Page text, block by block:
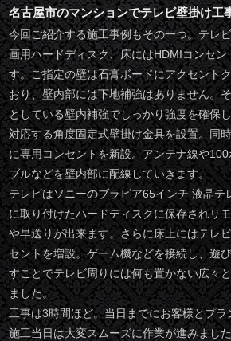
名古屋市のマンションでテレビ壁掛け工
今回ご紹介する施工事例もその一つ。テレ
画用ハードディスク、床にはHDMIコンセ
す。ご指定の壁は石膏ボードにアクセント
おり、壁内部には下地補強はありません。
としている壁内補強でしっかり強度を確保
対応する角度固定式壁掛け金具を設置。同
に専用コンセントを新設。アンテナ線や
ブルなどを壁内部に配線していきます。
テレビはソニーのブラビア65インチ 液晶テ
に取り付けたハードディスクに保存されリ
や早送りが出来ます。さらに床上にはテレ
セントを増設。ゲーム機などを接続し、遊
すことでテレビ周りには何も置かない広々
ました。
工事は3時間ほど。当日までにお客様とプ
施工当日は大変スムーズに作業が進みまし